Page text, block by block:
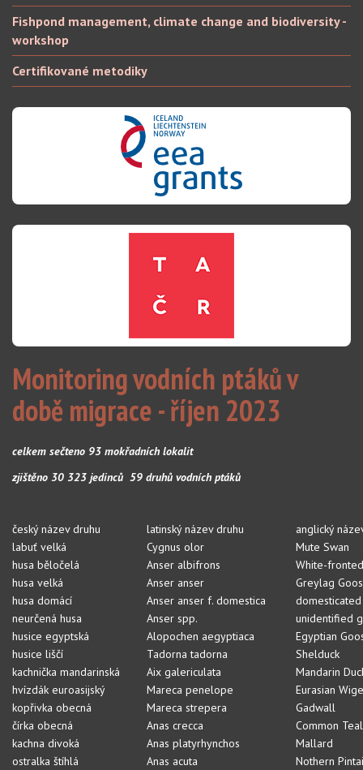
Fishpond management, climate change and biodiversity -
workshop
Certifikované metodiky
Monitoring vodních ptáků v
době migrace - říjen 2023
celkem sečteno 93 mokřadních lokalit
zjištěno 30 323 jedinců 59 druhů vodních ptáků
český název druhu latinský název druhu
anglický
labuť velká
Cygnus olor
Mute Swan
husa běločelá
Anser albifrons
White-
husa velká
Anser anser
Greylag
husa domácí
Anser anser f. domestica
neurčená husa
Anser spp.
unidentified
husice egyptská
Alopochen aegyptiaca
Egyptian
husice liščí
Tadorna tadorna
Shelduck
kachnička mandarinská
Aix galericulata
Mandarin
hvízdák euroasijský
Mareca penelope
Eurasian
kopřivka obecná
Mareca strepera
Gadwall
čírka obecná
Anas crecca
Common Teal
kachna divoká
Anas platyrhynchos
Mallard
ostralka štíhlá
Anas acuta
Nothern